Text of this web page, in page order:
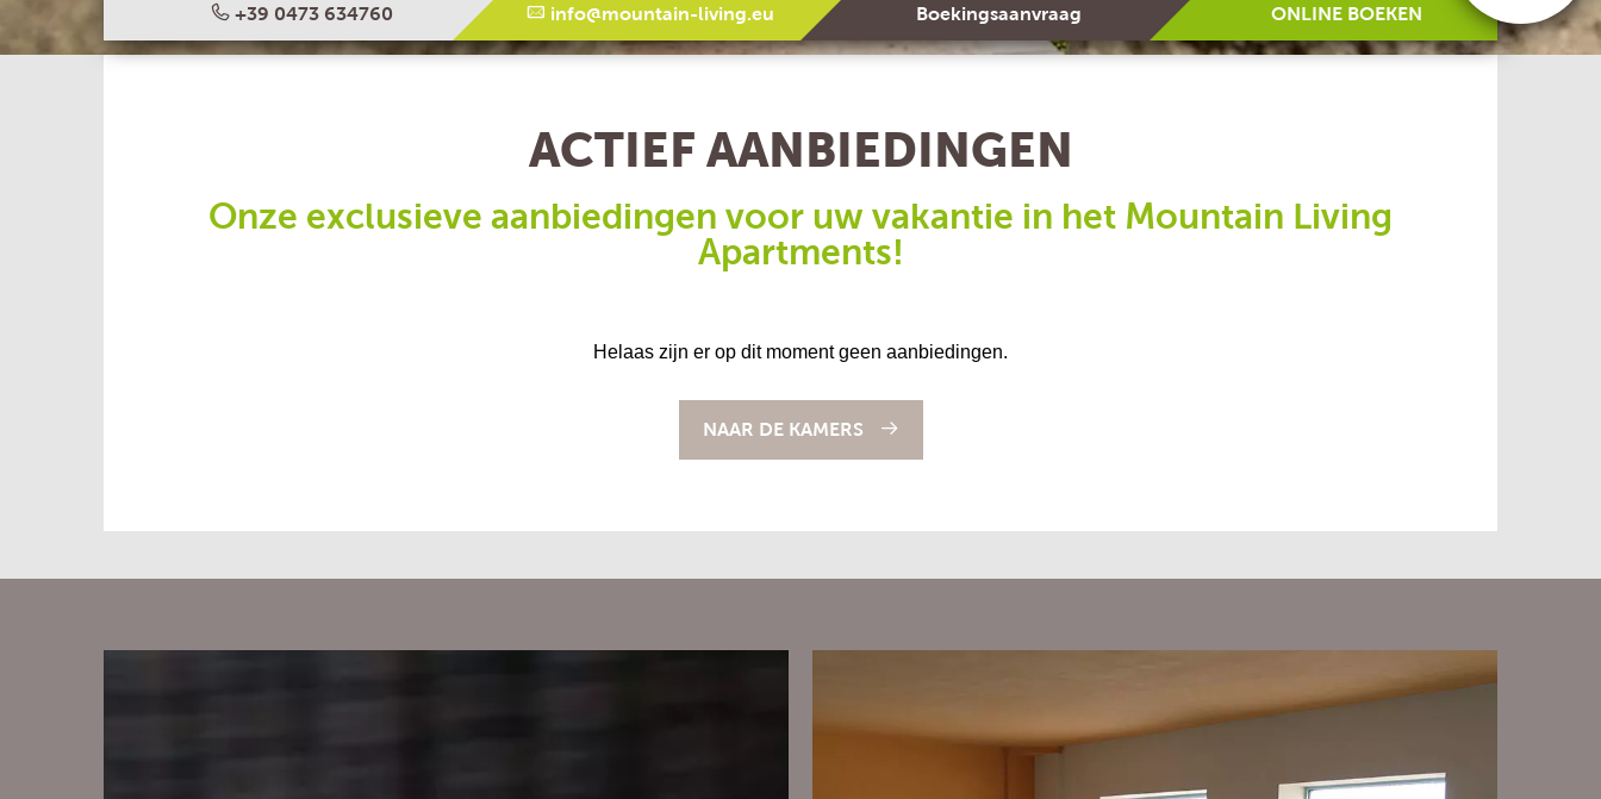
+39 0473 634760 info@mountain-living.eu Boekingsaanvraag ONLINE BOEKEN
ACTIEF AANBIEDINGEN
Onze exclusieve aanbiedingen voor uw vakantie in het Mountain Living
Apartments!
Helaas zijn er op dit moment geen aanbiedingen.
NAAR DE KAMERS